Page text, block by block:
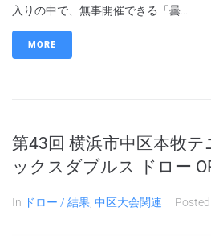
入りの中で、無事開催できる「曇...
MORE
第43回 横浜市中区本牧テ
ックスダブルス ドロー
In ドロー / 結果 中区大会関連 Posted